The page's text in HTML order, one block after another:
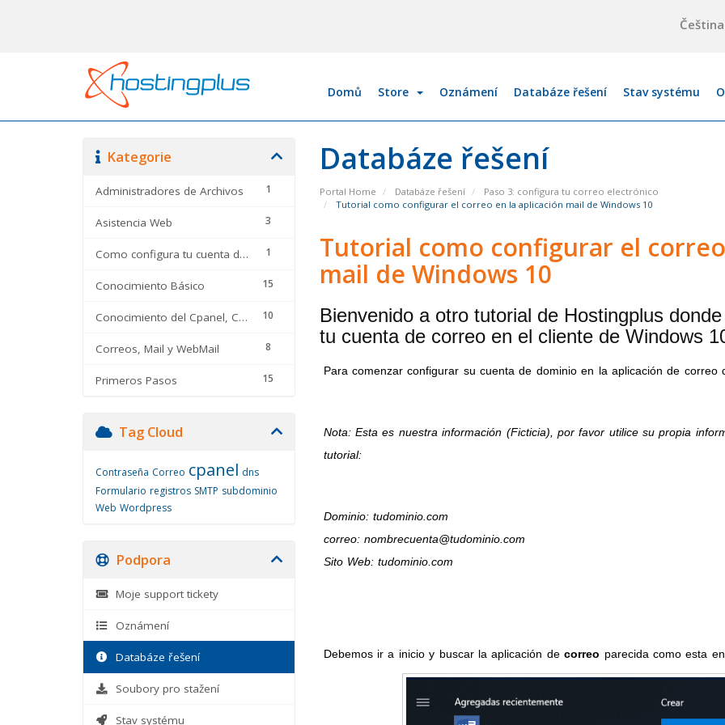
Domů Store Oznámení Databáze řešení Stav systému
Databáze řešení
Portal Home Databáze řešení
Paso 3: configura tu correo electrónico
Tutorial como configurar el correo en la aplicación mail de Windows 10
Kategorie
1
Administradores de Archivos
3
Asistencia Web
1
Como configura tu cuenta de correo en
15
Conocimiento Básico
10
Conocimiento del Cpanel, CMS y optimizadores
8
Correos, Mail y WebMail
15
Primeros Pasos
Tutorial como configurar el
mail de Windows 10
Bienvenido a otro tutorial de Hostingplus
tu cuenta de correo en el cliente de Windows
Para comenzar configurar su cuenta de dominio en la aplicación de correo
Nota: Esta es nuestra información (Ficticia), por favor utilice su propia
tutorial:
Dominio: tudominio.com
correo: nombrecuenta@tudominio.com
Sito Web: tudominio.com
Debemos ir a inicio y buscar la aplicación decorreo parecida como esta
Tag Cloud
Contraseña Correo cpanel dns
Formulario registros SMTP subdominio
Web Wordpress
Podpora
Moje support tickety
Oznámení
Databáze řešení
Soubory pro stažení
Stav systému